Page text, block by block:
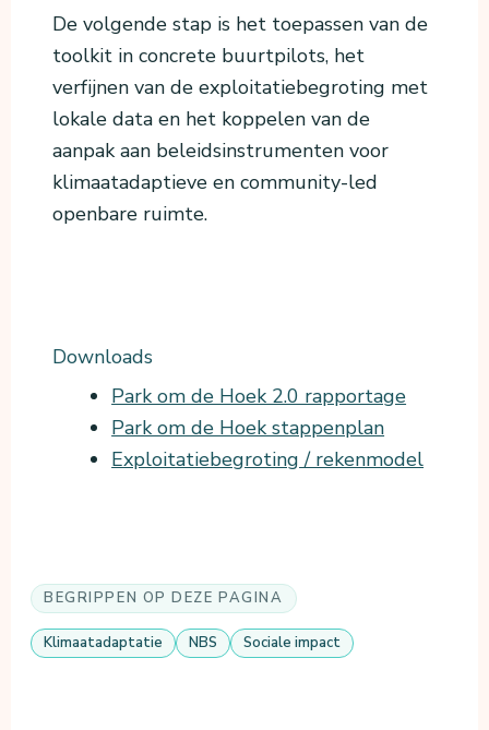
De volgende stap is het toepassen van de
toolkit in concrete buurtpilots, het
verfijnen van de exploitatiebegroting met
lokale data en het koppelen van de
aanpak aan beleidsinstrumenten voor
klimaatadaptieve en community-led
openbare ruimte.
Downloads
Park om de Hoek 2.0 rapportage
Park om de Hoek stappenplan
Exploitatiebegroting / rekenmodel
BEGRIPPEN OP DEZE PAGINA
Klimaatadaptatie NBS Sociale impact